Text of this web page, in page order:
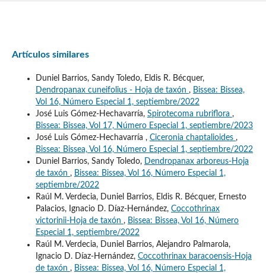
Artículos similares
Duniel Barrios, Sandy Toledo, Eldis R. Bécquer,
Dendropanax cuneifolius - Hoja de taxón , Bissea: Bissea,
Vol 16, Número Especial 1, septiembre/2022
José Luis Gómez-Hechavarría, Spirotecoma rubriflora ,
Bissea: Bissea, Vol 17, Número Especial 1, septiembre/2023
José Luis Gómez-Hechavarría , Ciceronia chaptalioides ,
Bissea: Bissea, Vol 16, Número Especial 1, septiembre/2022
Duniel Barrios, Sandy Toledo,
Dendropanax arboreus-Hoja
de taxón , Bissea: Bissea, Vol 16, Número Especial 1,
septiembre/2022
Raúl M. Verdecia, Duniel Barrios, Eldis R. Bécquer, Ernesto
Palacios, Ignacio D. Díaz-Hernández, Coccothrinax
victorinii-Hoja de taxón , Bissea: Bissea, Vol 16, Número
Especial 1, septiembre/2022
Raúl M. Verdecia, Duniel Barrios, Alejandro Palmarola,
Ignacio D. Díaz-Hernández, Coccothrinax baracoensis-Hoja
de taxón , Bissea: Bissea, Vol 16, Número Especial 1,